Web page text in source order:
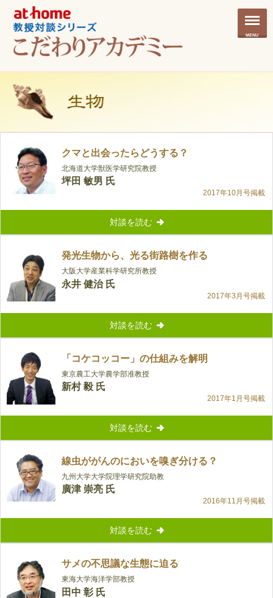
MENU
クマと出会ったらどうする？
北海道大学獣医学研究院教授
坪田 敏男 氏
2017年10月号掲載
対談を読む
発光生物から、光る街路樹を作る
大阪大学産業科学研究所教授
永井 健治 氏
2017年3月号掲載
対談を読む
「コケコッコー」の仕組みを解明
東京農工大学農学部准教授
新村 毅 氏
2017年1月号掲載
対談を読む
線虫ががんのにおいを嗅ぎ分ける？
九州大学大学院理学研究院助教
廣津 崇亮 氏
2016年11月号掲載
対談を読む
サメの不思議な生態に迫る
東海大学海洋学部教授
田中 彰 氏